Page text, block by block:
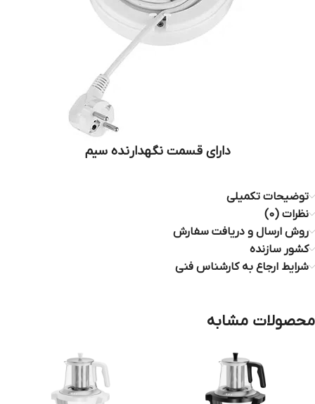
دارای قسمت نگهدارنده سیم
توضیحات تکمیلی
نظرات (0)
روش ارسال و دریافت سفارش
کشور سازنده
شرایط ارجاع به کارشناس فنی
محصولات مشابه